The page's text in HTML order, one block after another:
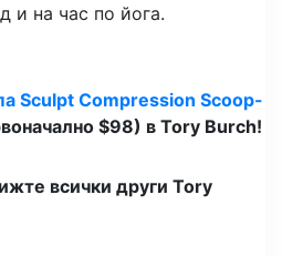
и на час по йога.
Sculpt Compression Scoop-
$98) в Tory Burch!
всички други Tory